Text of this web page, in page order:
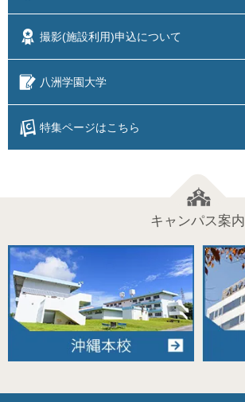
撮影(施設利用)申込について
八洲学園大学
特集ページはこちら
キャンパス案内